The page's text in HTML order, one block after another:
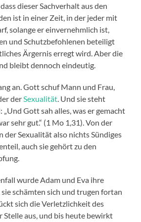
dieser Sachverhalt aus den
ist in einer Zeit, in der jeder mit
solange er einvernehmlich ist,
und Schutzbefohlenen beteiligt
Ärgernis erregt wird. Aber die
bleibt dennoch eindeutig.
an. Gott schuf Mann und Frau,
derSexualität. Und sie steht
Gott sah alles, was er gemacht
sehr gut.“ (1 Mo 1,31). Von der
der Sexualität also nichts Sündiges
auch sie gehört zu den
wurde Adam und Eva ihre
schämten sich und trugen fortan
sich die Verletzlichkeit des
Stelle aus, und bis heute bewirkt